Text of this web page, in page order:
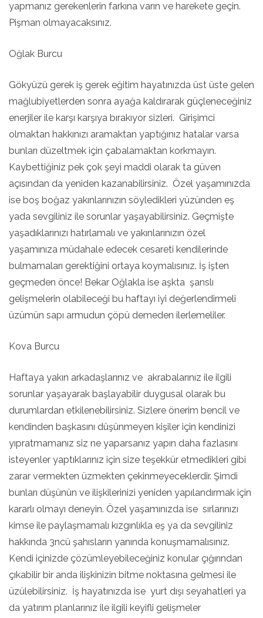
yapmanız gerekenlerin farkına varın ve harekete geçin.
Pişman olmayacaksınız.
Oğlak Burcu
Gökyüzü gerek iş gerek eğitim hayatınızda üst üste gelen
mağlubiyetlerden sonra ayağa kaldırarak güçleneceğiniz
enerjiler ile karşı karşıya bırakıyor sizleri. Girişimci
olmaktan hakkınızı aramaktan yaptığınız hatalar varsa
bunları düzeltmek için çabalamaktan korkmayın.
Kaybettiğiniz pek çok şeyi maddi olarak ta güven
açısından da yeniden kazanabilirsiniz. Özel yaşamınızda
ise boş boğaz yakınlarınızın söyledikleri yüzünden eş
yada sevgiliniz ile sorunlar yaşayabilirsiniz. Geçmişte
yaşadıklarınızı hatırlamalı ve yakınlarınızın özel
yaşamınıza müdahale edecek cesareti kendilerinde
bulmamaları gerektiğini ortaya koymalısınız. İş işten
geçmeden önce! Bekar Oğlakla ise aşkta şanslı
gelişmelerin olabileceği bu haftayı iyi değerlendirmeli
üzümün sapı armudun çöpü demeden ilerlemeliler.
Kova Burcu
Haftaya yakın arkadaşlarınız ve akrabalarınız ile ilgili
sorunlar yaşayarak başlayabilir duygusal olarak bu
durumlardan etkilenebilirsiniz. Sizlere önerim bencil ve
kendinden başkasını düşünmeyen kişiler için kendinizi
yıpratmamanız siz ne yaparsanız yapın daha fazlasını
isteyenler yaptıklarınız için size teşekkür etmedikleri gibi
zarar vermekten üzmekten çekinmeyeceklerdir. Şimdi
bunları düşünün ve ilişkilerinizi yeniden yapılandırmak için
kararlı olmayı deneyin. Özel yaşamınızda ise sırlarınızı
kimse ile paylaşmamalı kızgınlıkla eş ya da sevgiliniz
hakkında 3ncü şahısların yanında konuşmamalısınız.
Kendi içinizde çözümleyebileceğiniz konular çığırından
çıkabilir bir anda ilişkinizin bitme noktasına gelmesi ile
üzülebilirsiniz. İş hayatınızda ise yurt dışı seyahatleri ya
da yatırım planlarınız ile ilgili keyifli gelişmeler